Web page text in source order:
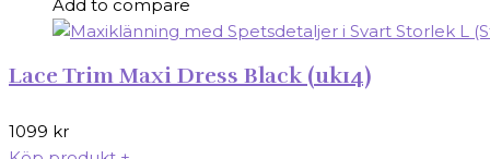
Add to compare
Lace Trim Maxi Dress Black (uk14)
1099 kr